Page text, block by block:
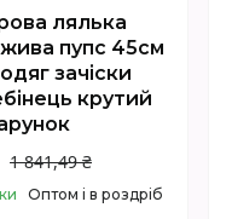
лялька
пупс 45см
зачіски
крутий
1 841,49 ₴
Оптом і в роздріб